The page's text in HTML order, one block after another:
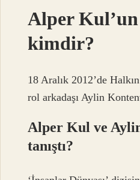
Alper Kul’un
kimdir?
18 Aralık 2012’de
rol arkadaşı Aylin
Alper Kul ve
tanıştı?